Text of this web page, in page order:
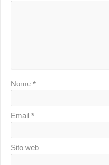
Nome*
Email*
Sito web